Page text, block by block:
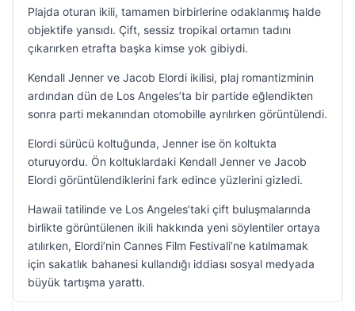
Plajda oturan ikili, tamamen birbirlerine odaklanmış halde
objektife yansıdı. Çift, sessiz tropikal ortamın tadını
çıkarırken etrafta başka kimse yok gibiydi.
Kendall Jenner ve Jacob Elordi ikilisi, plaj romantizminin
ardından dün de Los Angeles’ta bir partide eğlendikten
sonra parti mekanından otomobille ayrılırken görüntülendi.
Elordi sürücü koltuğunda, Jenner ise ön koltukta
oturuyordu. Ön koltuklardaki Kendall Jenner ve Jacob
Elordi görüntülendiklerini fark edince yüzlerini gizledi.
Hawaii tatilinde ve Los Angeles’taki çift buluşmalarında
birlikte görüntülenen ikili hakkında yeni söylentiler ortaya
atılırken, Elordi’nin Cannes Film Festivali’ne katılmamak
için sakatlık bahanesi kullandığı iddiası sosyal medyada
büyük tartışma yarattı.